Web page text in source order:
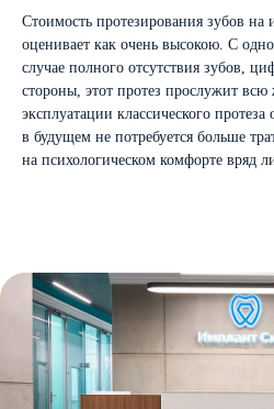
Стоимость протезирования зубов на
оценивает как очень высокою. С
случае полного отсутствия зубов,
стороны, этот протез прослужит
эксплуатации классического
в будущем не потребуется больше
на психологическом комфорте вряд